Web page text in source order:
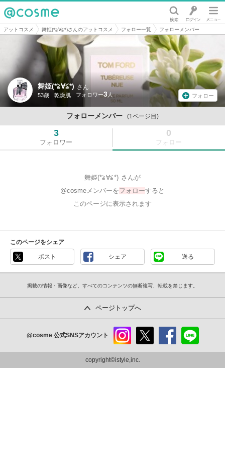
@cosme
アットコスメ 舞姫(*≧∀≦*)さんのアットコスメ フォロー一覧 フォローメンバー
舞姫(*≧∀≦*) さん
53歳 乾燥肌 3 フォロー
フォローメンバー (1ページ目)
3
フォロワー
0
フォロー
舞姫(*≧∀≦*) さんが
@cosmeメンバーをフォローすると
このページに表示されます
このページをシェア
ポスト シェア 送る
掲載の情報・画像など、すべてのコンテンツの無断複写、転載を禁じます。
ページトップへ
@cosme 公式SNSアカウント
ram
copyright©istyle,inc.